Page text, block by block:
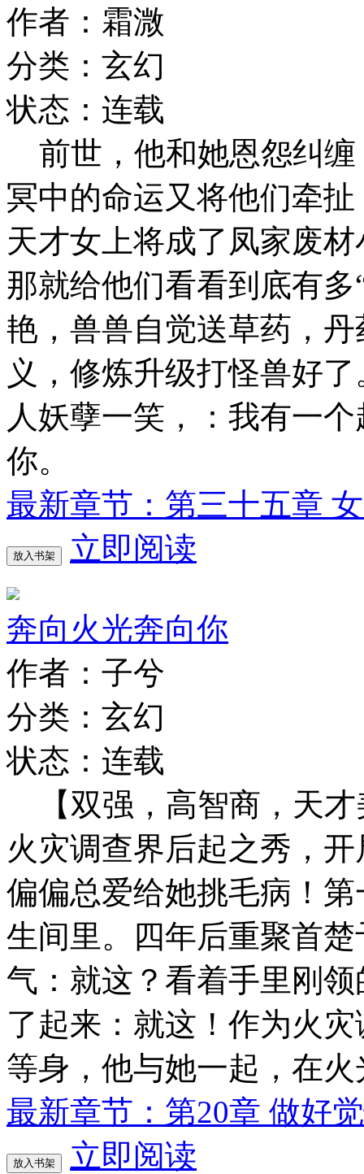
作者：霜溦
分类：玄幻
状态：连载
前世，他和她恩怨纠缠
冥中的命运又将他们牵
天才女上将成了凤家废
那就给他们看看到底有
艳，兽兽自觉送草药，丹
义，修炼升级打怪兽好
人妖孽一笑，：我有一
你。
最新章节：第三十五章
放入书架 立即阅读
奔向火光奔向你
作者：子兮
分类：玄幻
状态：连载
【双强，高智商，天才
火灾调查界后起之秀，
偏偏总爱给她挑毛病！
生间里。四年后重聚首
气：就这？看着手里刚
了起来：就这！作为火
等身，他与她一起，在
最新章节：第20章 做好
放入书架 立即阅读